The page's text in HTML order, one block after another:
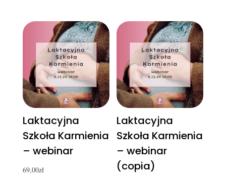
Laktacyjna
Szkoła Karmienia
– webinar
69,00zł
Laktacyjna
Szkoła Karmienia
– webinar
(copia)